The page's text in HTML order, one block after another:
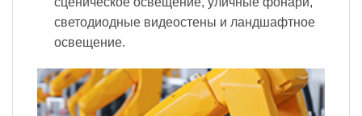
светодиодные видеостены и ландшафтное
освещение.